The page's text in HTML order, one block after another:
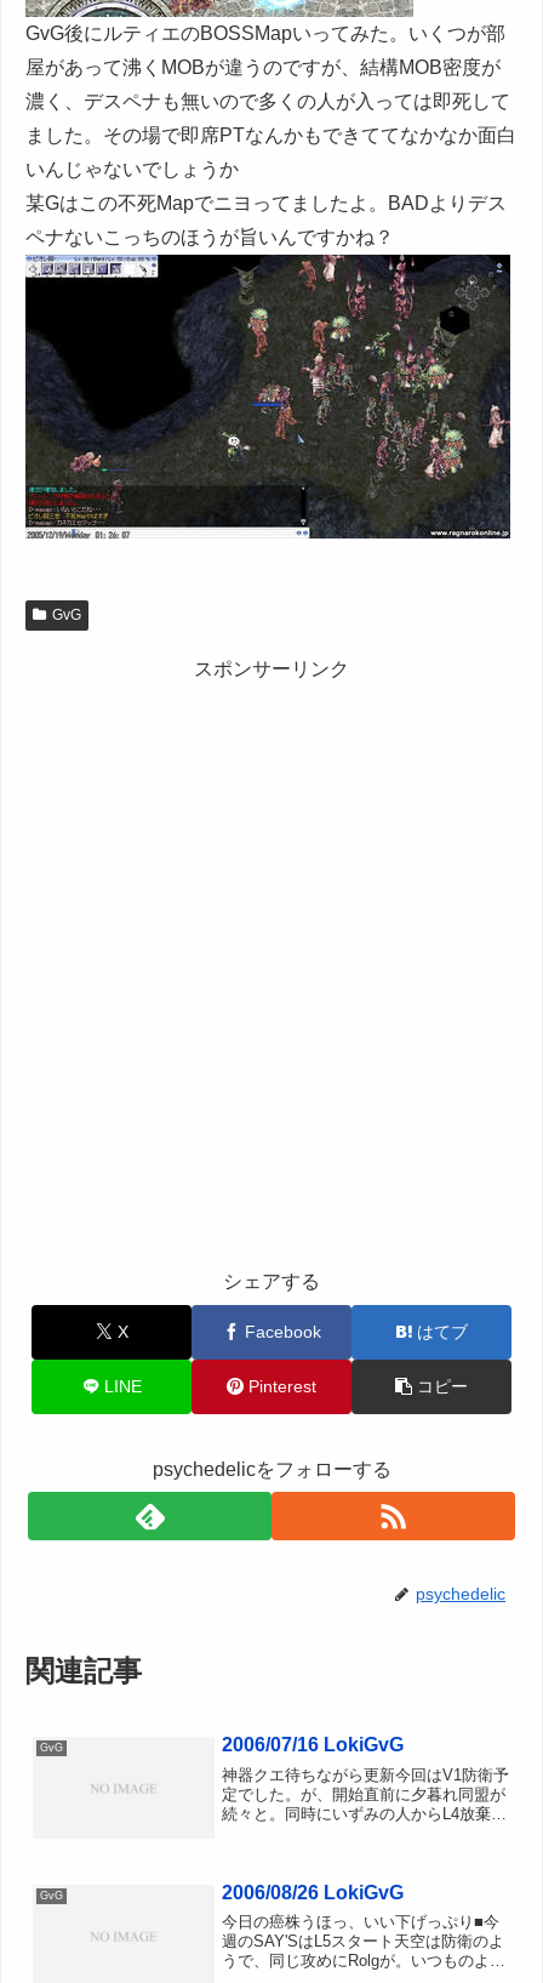
GvG後にルティエのBOSSMapいってみた。いくつが部
屋があって沸くMOBが違うのですが、結構MOB密度が
濃く、デスペナも無いので多くの人が入っては即死して
ました。その場で即席PTなんかもできててなかなか面白
いんじゃないでしょうか
某Gはこの不死Mapでニヨってましたよ。BADよりデス
ペナないこっちのほうが旨いんですかね？
GvG
スポンサーリンク
シェアする
X Facebook はてブ
LINE Pinterest コピー
psychedelicをフォローする
psychedelic
関連記事
GvG 2006/07/16 LokiGvG
神器クエ待ちながら更新今回はV1防衛予
定でした。が、開始直前に夕暮れ同盟が
続々と。同時にいずみの人からL4放棄の
とEPRです...
GvG 2006/08/26 LokiGvG
今日の癌株うほっ、いい下げっぷり■今
週のSAY'SはL5スタート天空は防衛のよ
うで、同じ攻めにRolgが。いつものよう